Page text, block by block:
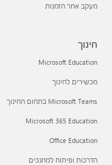
מעקב אחר הזמנות
חינוך
Microsoft Education
מכשירים לחינוך
Microsoft Teams בתחום החינוך
Microsoft 365 Education
Office Education
הדרכות ופיתוח למחנכים